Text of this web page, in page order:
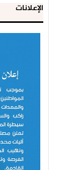
الإعلانات